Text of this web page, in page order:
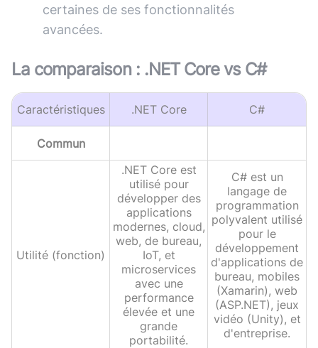
certaines de ses fonctionnalités
avancées.
La comparaison : .NET Corevs C#
Caractéristiques .NET Core C#
Commun
Utilité (fonction)
.NET Core est
utilisé pour
développer des
applications
modernes, cloud,
web, de bureau,
IoT, et
microservices
avec une
performance
élevée et une
grande
portabilité.
C# est un
langage de
programmation
polyvalent utilisé
pour le
développement
d'applications de
bureau, mobiles
(Xamarin), web
(ASP.NET), jeux
vidéo (Unity), et
d'entreprise.